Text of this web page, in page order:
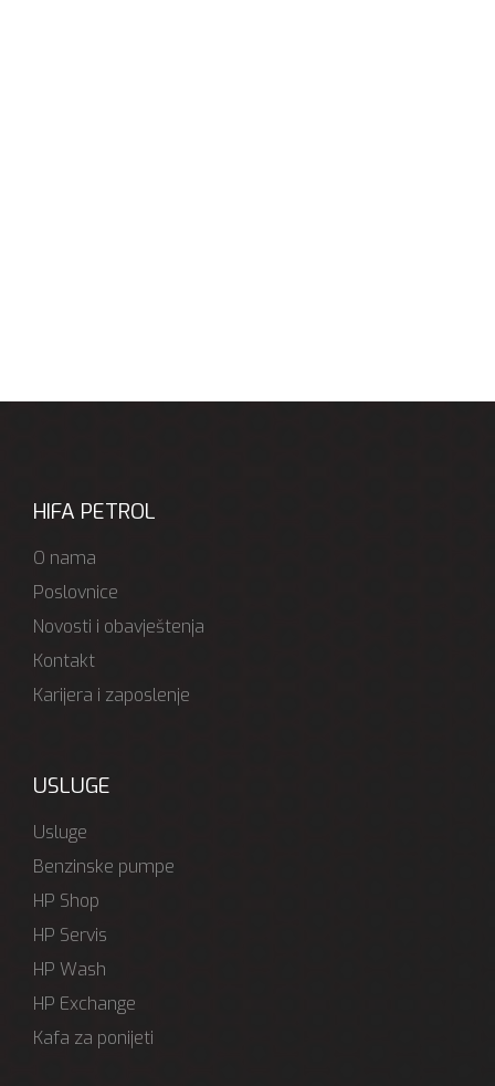
HIFA PETROL
O nama
Poslovnice
Novosti i obavještenja
Kontakt
Karijera i zaposlenje
USLUGE
Usluge
Benzinske pumpe
HP Shop
HP Servis
HP Wash
HP Exchange
Kafa za ponijeti